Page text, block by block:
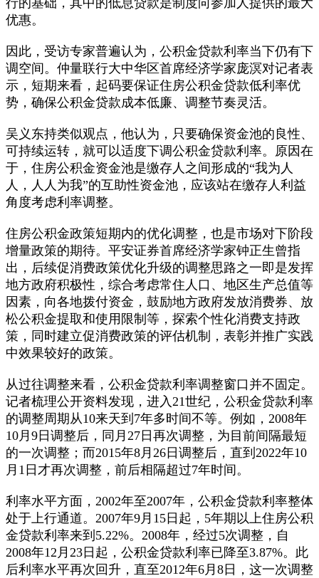
优惠。
因此，受访专家普遍认为，公积金贷款利率当下仍有下
调空间。仲量联行大中华区首席经济学家庞溟对记者表
示，短期来看，起码要保证住房公积金贷款低利率优
势，确保公积金贷款成本低廉、调整节奏灵活。
吴义东持类似观点，他认为，只要确保资金池的良性、
可持续运转，就可以适度下调公积金贷款利率。原因在
于，住房公积金资金池是缴存人之间形成的“我为人
人，人人为我”的互助性资金池，应该站在缴存人利益
角度考虑利率调整。
住房公积金政策短期内的优化调整，也是市场对下阶段
增量政策的期待。平安证券首席经济学家钟正生曾指
出，后续促消费政策优化升级的调整思路之一即是发挥
地方政府积极性，综合考虑常住人口、地区生产总值等
因素，向各地拨付资金，鼓励地方政府发放消费券、放
松公积金提取和使用限制等，探索个性化消费支持政
策，同时建立促消费政策的评估机制，表彰并推广实践
中效果较好的政策。
从过往调整来看，公积金贷款利率调整窗口并不固定。
记者梳理公开资料发现，进入21世纪，公积金贷款利率
的调整周期从10来天到7年多时间不等。例如，2008年
10月9日调整后，同月27日再次调整，为目前间隔最短
的一次调整；而2015年8月26日调整后，直到2022年10
月1日才再次调整，前后相隔超过7年时间。
利率水平方面，2002年至2007年，公积金贷款利率整体
处于上行通道。2007年9月15日起，5年期以上住房公积
金贷款利率来到5.22%。2008年，经过5次调整，自
2008年12月23日起，公积金贷款利率已降至3.87%。此
后利率水平再次回升，直至2012年6月8日，这一次调整